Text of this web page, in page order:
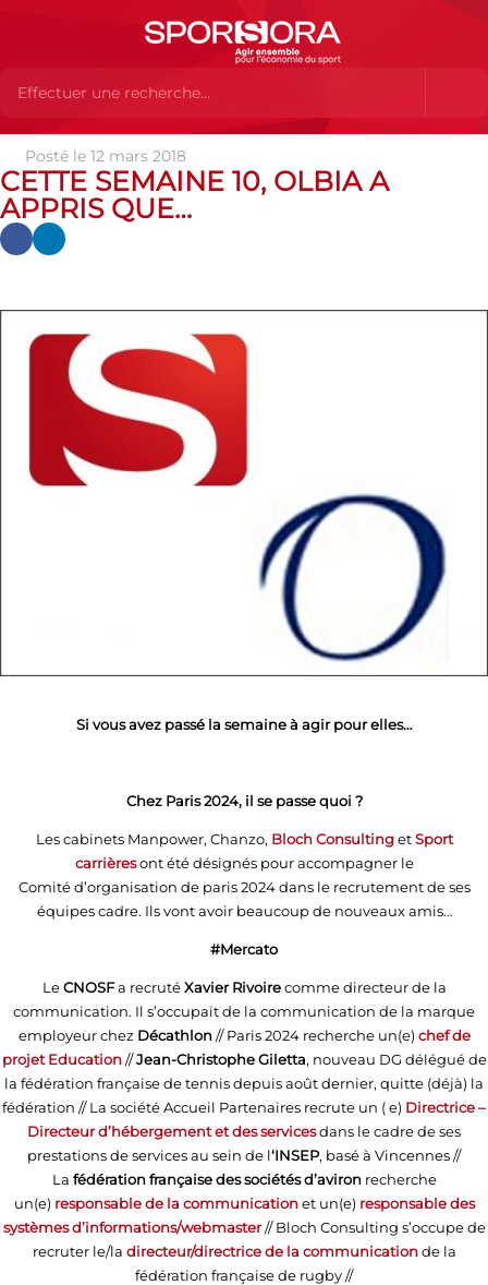
Actualités Actualités
semaine 10, Olbia a appris que…
Posté le 12 mars 2018
CETTE SEMAINE 10, OLBIA A
APPRIS QUE…
Si vous avez passé la semaine à agir pour elles…
Chez Paris 2024, il se passe quoi ?
Les cabinets Manpower, Chanzo, Bloch ConsultingetSport
carrières ont été désignés pour accompagner le
Comité d’organisation de paris 2024 dans le recrutement de ses
équipes cadre. Ils vont avoir beaucoup de nouveaux amis…
#Mercato
LeCNOSFa recrutéXavier Rivoirecomme directeur de la
communication. Il s’occupait de la communication de la marque
employeur chez Décathlon// Paris 2024 recherche un(e) chef de
projet Education//Jean-Christophe Giletta, nouveau DG délégué de
la fédération française de tennis depuis août dernier, quitte (déjà) la
fédération // La société Accueil Partenaires recrute un ( e) Directrice –
Directeur d’hébergement et des servicesdans le cadre de ses
prestations de services au sein de l‘INSEP, basé à Vincennes //
La fédération française des sociétés d’avironrecherche
un(e) responsable de la communicationet un(e) responsable des
systèmes d’informations/webmaster// Bloch Consulting s’occupe de
recruter le/la directeur/directrice de la communicationde la
fédération française de rugby //